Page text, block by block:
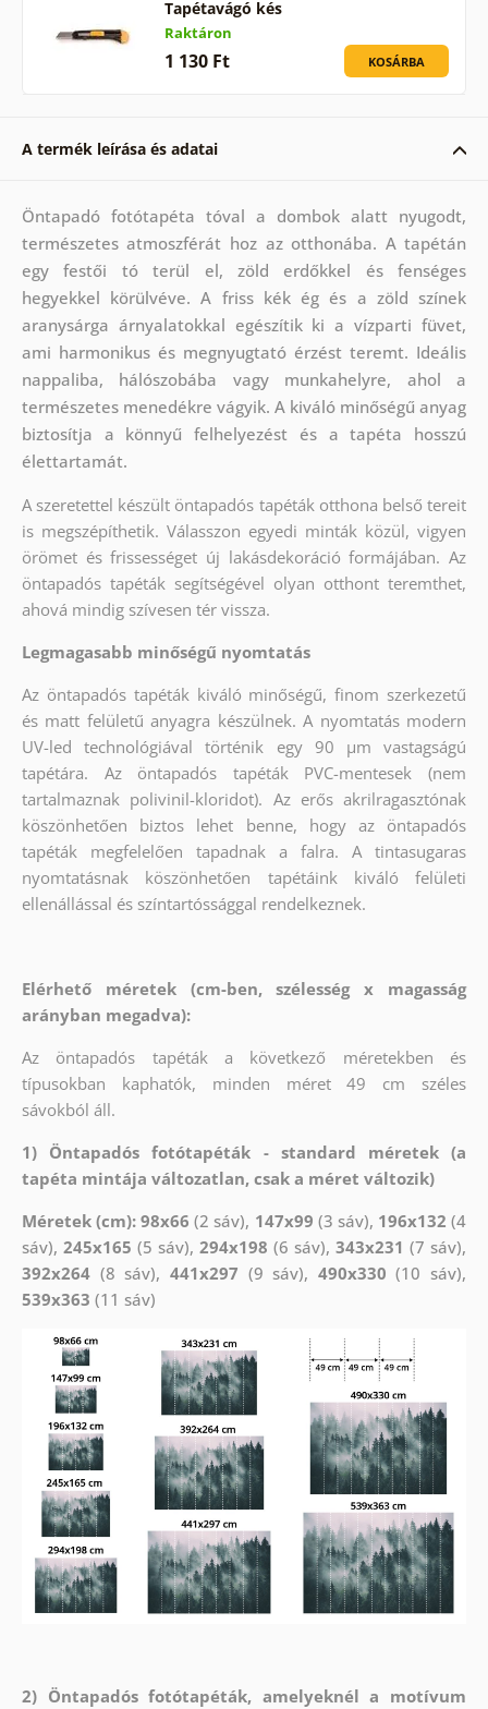
Tapétavágó kés
Raktáron
1 130 Ft KOSÁRBA
A termék leírása és adatai
Öntapadó fotótapéta tóval a dombok alatt nyugodt,
természetes atmoszférát hoz az otthonába. A tapétán
egy festői tó terül el, zöld erdőkkel és fenséges
hegyekkel körülvéve. A friss kék ég és a zöld színek
aranysárga árnyalatokkal egészítik ki a vízparti füvet,
ami harmonikus és megnyugtató érzést teremt. Ideális
nappaliba, hálószobába vagy munkahelyre, ahol a
természetes menedékre vágyik. A kiváló minőségű anyag
biztosítja a könnyű felhelyezést és a tapéta hosszú
élettartamát.
A szeretettel készült öntapadós tapéták otthona belső tereit
is megszépíthetik. Válasszon egyedi minták közül, vigyen
örömet és frissességet új lakásdekoráció formájában. Az
öntapadós tapéták segítségével olyan otthont teremthet,
ahová mindig szívesen tér vissza.
Legmagasabb minőségű nyomtatás
Az öntapadós tapéták kiváló minőségű, finom szerkezetű
és matt felületű anyagra készülnek. A nyomtatás modern
UV-led technológiával történik egy 90 µm vastagságú
tapétára. Az öntapadós tapéták PVC-mentesek (nem
tartalmaznak polivinil-kloridot). Az erős akrilragasztónak
köszönhetően biztos lehet benne, hogy az öntapadós
tapéták megfelelően tapadnak a falra. A tintasugaras
nyomtatásnak köszönhetően tapétáink kiváló felületi
ellenállással és színtartóssággal rendelkeznek.
Elérhető méretek (cm-ben, szélesség x magasság
arányban megadva):
Az öntapadós tapéták a következő méretekben és
típusokban kaphatók, minden méret 49 cm széles
sávokból áll.
1) Öntapadós fotótapéták - standard méretek (a
tapéta mintája változatlan, csak a méret változik)
Méretek (cm): 98x66 (2 sáv), 147x99 (3 sáv), 196x132 (4
sáv), 245x165 (5 sáv),294x198 (6 sáv),343x231 (7 sáv),
392x264(8 sáv), 441x297 (9 sáv), 490x330 (10 sáv),
539x363 (11 sáv)
2) Öntapadós fotótapéták, amelyeknél a motívum